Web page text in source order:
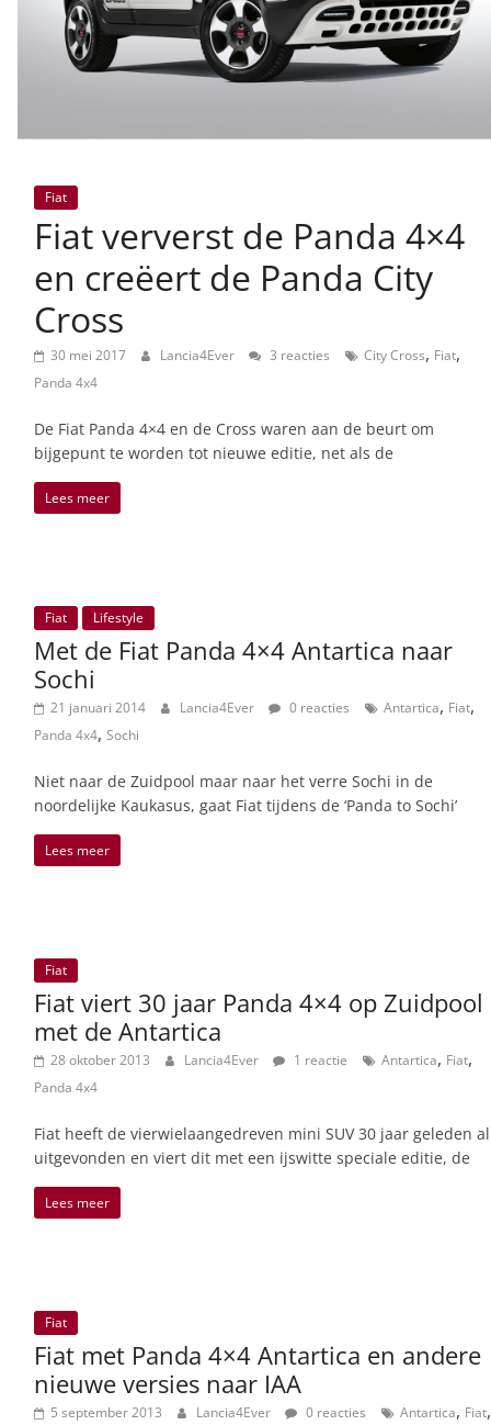
Fiat
Fiat ververst de Panda 4×4
en creëert de Panda City
Cross
30 mei 2017 Lancia4Ever 3 reacties City Cross, Fiat,
Panda 4x4
De Fiat Panda 4×4 en de Cross waren aan de beurt om
bijgepunt te worden tot nieuwe editie, net als de
Lees meer
Fiat Lifestyle
Met de Fiat Panda 4×4 Antartica naar
Sochi
21 januari 2014 Lancia4Ever 0 reacties Antartica, Fiat,
Panda 4x4, Sochi
Niet naar de Zuidpool maar naar het verre Sochi in de
noordelijke Kaukasus, gaat Fiat tijdens de ‘Panda to Sochi’
Lees meer
Fiat
Fiat viert 30 jaar Panda 4×4 op Zuidpool
met de Antartica
28 oktober 2013 Lancia4Ever 1 reactie Antartica, Fiat,
Panda 4x4
Fiat heeft de vierwielaangedreven mini SUV 30 jaar geleden al
uitgevonden en viert dit met een ijswitte speciale editie, de
Lees meer
Fiat
Fiat met Panda 4×4 Antartica en andere
nieuwe versies naar IAA
5 september 2013 Lancia4Ever 0 reacties Antartica, Fiat,